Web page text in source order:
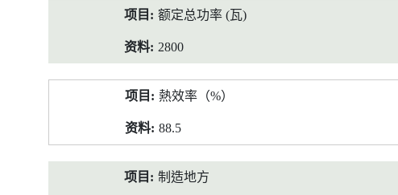
额定总功率 (瓦)
2800
熱效率（%）
88.5
制造地方